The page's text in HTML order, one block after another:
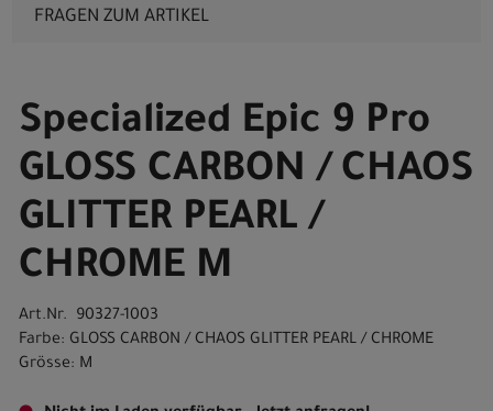
FRAGEN ZUM ARTIKEL
Specialized Epic 9 Pro
GLOSS CARBON / CHAOS
GLITTER PEARL /
CHROME M
Art.Nr. 90327-1003
Farbe: GLOSS CARBON / CHAOS GLITTER PEARL / CHROME
Grösse: M